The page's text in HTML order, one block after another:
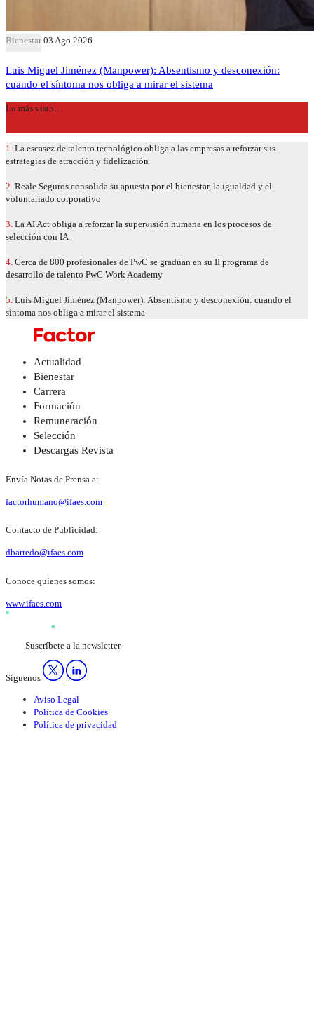
Bienestar 03 Ago 2026
Luis Miguel Jiménez (Manpower): Absentismo y desconexión:
cuando el síntoma nos obliga a mirar el sistema
Lo más visto…
1. La escasez de talento tecnológico obliga a las empresas a reforzar sus
estrategias de atracción y fidelización
2. Reale Seguros consolida su apuesta por el bienestar, la igualdad y el
voluntariado corporativo
3. La AI Act obliga a reforzar la supervisión humana en los procesos de
selección con IA
4. Cerca de 800 profesionales de PwC se gradúan en su II programa de
desarrollo de talento PwC Work Academy
5. Luis Miguel Jiménez (Manpower): Absentismo y desconexión: cuando el
síntoma nos obliga a mirar el sistema
Actualidad
Bienestar
Carrera
Formación
Remuneración
Selección
Descargas Revista
Envía Notas de Prensa a:
factorhumano@ifaes.com
Contacto de Publicidad:
dbarredo@ifaes.com
Conoce quienes somos:
www.ifaes.com
Suscríbete a la newsletter
Síguenos
Aviso Legal
Política de Cookies
Política de privacidad